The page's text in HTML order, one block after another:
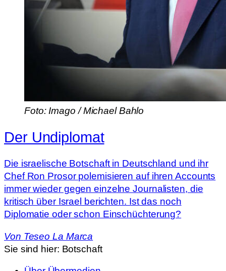
Foto: Imago / Michael Bahlo
Der Undiplomat
Die israelische Botschaft in Deutschland und ihr
Chef Ron Prosor polemisieren auf ihren Accounts
immer wieder gegen einzelne Journalisten, die
kritisch über Israel berichten. Ist das noch
Diplomatie oder schon Einschüchterung?
Von Teseo La Marca
Sie sind hier: Botschaft